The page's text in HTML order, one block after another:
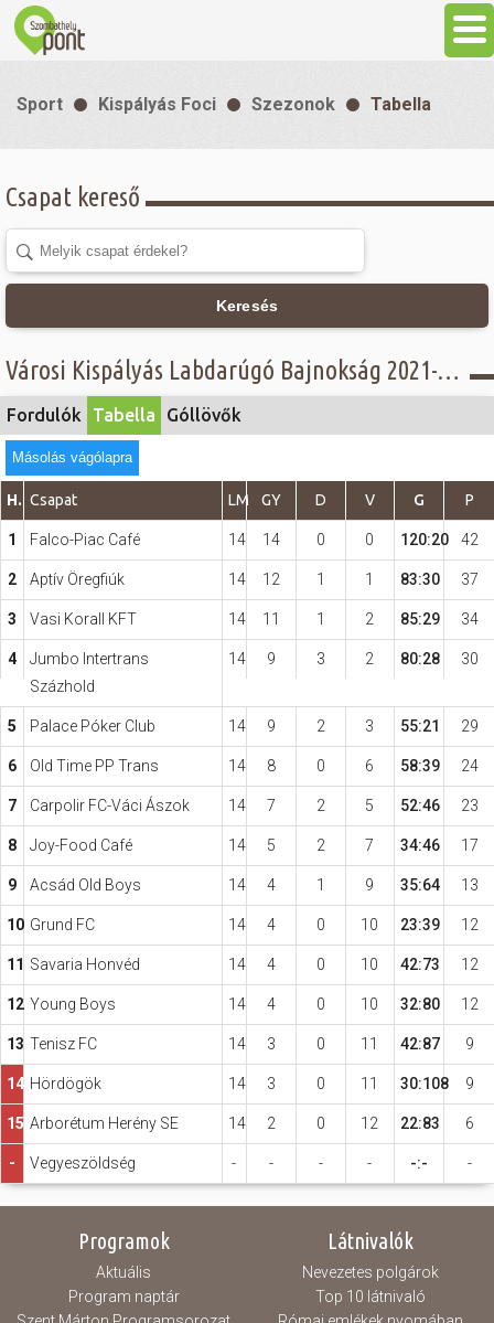
Látnivalók
Gasztronómia
Sport
Szabadidő
Hasznos
Sport Kispályás Foci Szezonok Tabella
Csapat kereső
Keresés
Városi Kispályás Labdarúgó Bajnokság 2021-22 - Tabella - Öregfiúk csoport, Concordia Üzemanyagkutak Kft.
Fordulók Tabella Góllövők
Másolás vágólapra
H. Csapat LM GY D V G P
1 Falco-Piac Café 14 14 0 0 120:20 42
2 Aptív Öregfiúk 14 12 1 1 83:30 37
3 Vasi Korall KFT 14 11 1 2 85:29 34
4
Jumbo Intertrans
Százhold
14 9 3 2 80:28 30
5 Palace Póker Club 14 9 2 3 55:21 29
6 Old Time PP Trans 14 8 0 6 58:39 24
7 Carpolir FC-Váci Ászok 14 7 2 5 52:46 23
8 Joy-Food Café 14 5 2 7 34:46 17
9 Acsád Old Boys 14 4 1 9 35:64 13
10 Grund FC 14 4 0 10 23:39 12
11 Savaria Honvéd 14 4 0 10 42:73 12
12 Young Boys 14 4 0 10 32:80 12
13 Tenisz FC 14 3 0 11 42:87 9
14 Hördögök 14 3 0 11 30:108 9
15 Arborétum Herény SE 14 2 0 12 22:83 6
- Vegyeszöldség - - - - -:- -
Programok
Aktuális
Program naptár
Látnivalók
Nevezetes polgárok
Top 10 látnivaló